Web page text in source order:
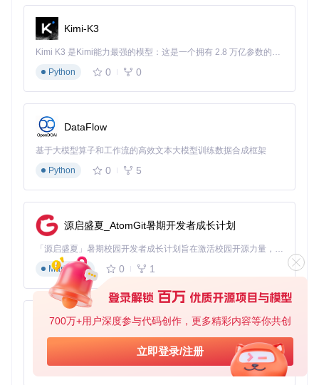
700万+用户深度参与代码创作，更多精彩内容等你共创
立即登录/注册
在实际应用中，纠偏效果往往取决于对参数的精准控制。以下
三个"反常识"实践能显著提升处理质量：
默
值
最佳实
践值
es_thresh
old
1.
0.7-0.
deskew
u
启用
免过度校正
""
kfilter
10"
陷阱1：高阈值追求"精确"实则降低召回率。在多语言混排场景
中，将rotate_pages_threshold 从1.0降至0.8，可使检测
召回率提升21%，同时误判率仅增加3%。
：盲目启用所有预处理。对包含大量公式的学术论文，
deskew反而能减少57%的格式错误，因为公式结构常被
误判为倾斜文本。
：忽视图像增强预处理。通过 --unpaper-args
当的滤波参数，可使低光照扫描件的纠偏成功率提升40%以
Kimi-K3
Kimi K3 是Kimi能力最强的模型：这是一个拥有 2.8 万亿参数的混合专家（MoE）模型，具备原生视觉理解能力，并支持 100 万 token 的上下文窗口。
Python
0 0
DataFlow
基于大模型算子和工作流的高效文本大模型训练数据合成框架
Python
0 5
源启盛夏_AtomGit暑期开发者成长计划
「源启盛夏」暑期校园开发者成长计划旨在激活校园开源力量，通过积分激励、认证扶持、资源倾斜等形式，引导高校组织和开发者完成「入驻 — 建项目 — 做贡献 — 获认证 — 得资源」的完整闭环。无论你是想带领社团入驻平台的组织者，还是希望用代码贡献证明自己的开发者，都能在这里找到属于你的成长路径。
Markdown
0 1
py-xiaozhi
基于Python的Xiaozhi AI，适用于想要完整Xiaozhi体验而无需拥有专用硬件的用户。
Python
0 1